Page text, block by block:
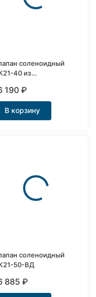
соленоидный
40 из
190₽
В корзину
соленоидный
50-ВД
885₽